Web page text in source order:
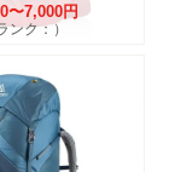
〜7,000円
ンク：）